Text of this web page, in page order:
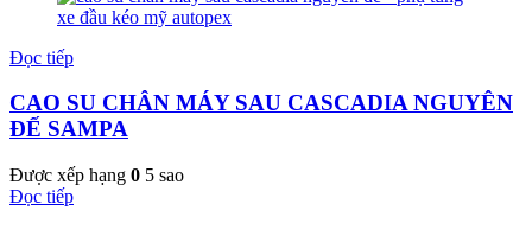
Đọc tiếp
CAO SU CHÂN MÁY SAU CASCADIA NGUYÊN
ĐẾ SAMPA
Được xếp hạng 0 5 sao
Đọc tiếp